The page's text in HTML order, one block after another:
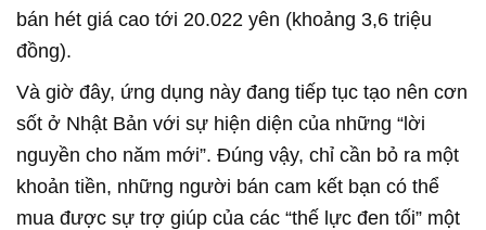
bán hét giá cao tới 20.022 yên (khoảng 3,6 triệu
đồng).
Và giờ đây, ứng dụng này đang tiếp tục tạo nên cơn
sốt ở Nhật Bản với sự hiện diện của những “lời
nguyền cho năm mới”. Đúng vậy, chỉ cần bỏ ra một
khoản tiền, những người bán cam kết bạn có thể
mua được sự trợ giúp của các “thế lực đen tối” một